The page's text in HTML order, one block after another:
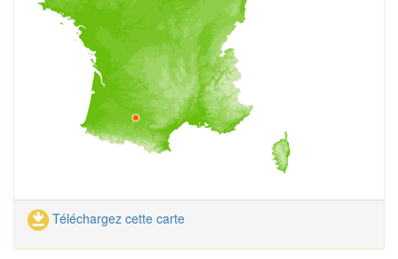
Téléchargez cette carte